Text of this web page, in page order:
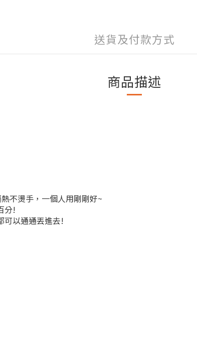
送貨及付款方式
商品描述
不燙手，一個人用剛剛好~
分!
可以通通丟進去!